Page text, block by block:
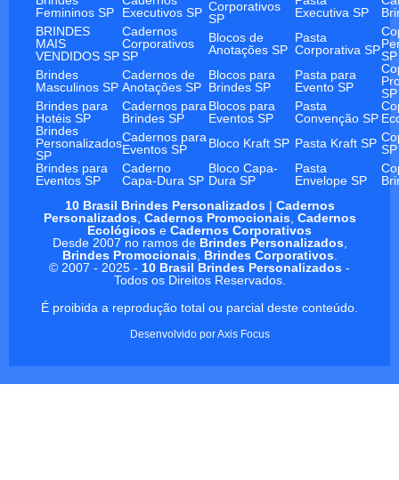
Femininos SP
Executivos SP Corporativos
SP
Executiva SP
BRINDES
MAIS
VENDIDOS SP
Cadernos
Corporativos
SP
Blocos de
Anotações SP
Pasta
Corporativa SPSP
Brindes
Masculinos SP
Cadernos de
Anotações SP
Blocos para
Brindes SP
Pasta para
Evento SP
SP
Brindes para
Hotéis SP
Cadernos para
Brindes SP
Blocos para
Eventos SP
Pasta
Convenção SP
Brindes
Personalizados
SP
Cadernos para
Eventos SP
Bloco Kraft SP Pasta Kraft SP SP
Brindes para
Eventos SP
Caderno
Capa-Dura SP
Bloco Capa-
Dura SP
Pasta
Envelope SP
10 Brasil Brindes Personalizados| Cadernos
Personalizados, Cadernos Promocionais, Cadernos
Ecológicos e Cadernos Corporativos
Desde 2007 no ramos de Brindes Personalizados,
Brindes Promocionais, Brindes Corporativos.
© 2007 - 2025 - 10 Brasil Brindes Personalizados -
Todos os Direitos Reservados.
É proibida a reprodução total ou parcial deste conteúdo.
Desenvolvido porAxis Focus